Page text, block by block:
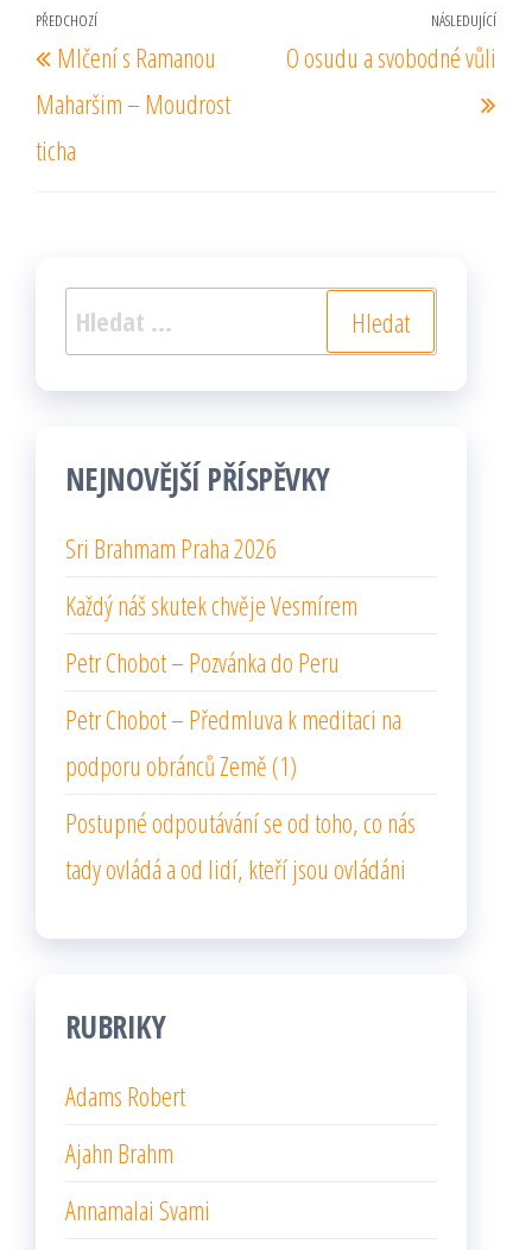
Navigace
pro
příspěvek
Předchozí
příspěvek
PŘEDCHOZÍ
Mlčení s Ramanou
Maharšim – Moudrost
ticha
NÁSLEDUJÍCÍ
O osudu a svobodné vůli
Vyhledávání
NEJNOVĚJŠÍ PŘÍSPĚVKY
Sri Brahmam Praha 2026
Každý náš skutek chvěje Vesmírem
Petr Chobot – Pozvánka do Peru
Petr Chobot – Předmluva k meditaci na
podporu obránců Země (1)
Postupné odpoutávání se od toho, co nás
tady ovládá a od lidí, kteří jsou ovládáni
RUBRIKY
Adams Robert
Ajahn Brahm
Annamalai Svami